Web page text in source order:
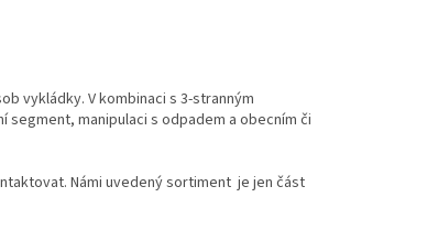
vykládky. V kombinaci s 3-stranným
manipulaci s odpadem a obecním či
Námi uvedený sortiment je jen část